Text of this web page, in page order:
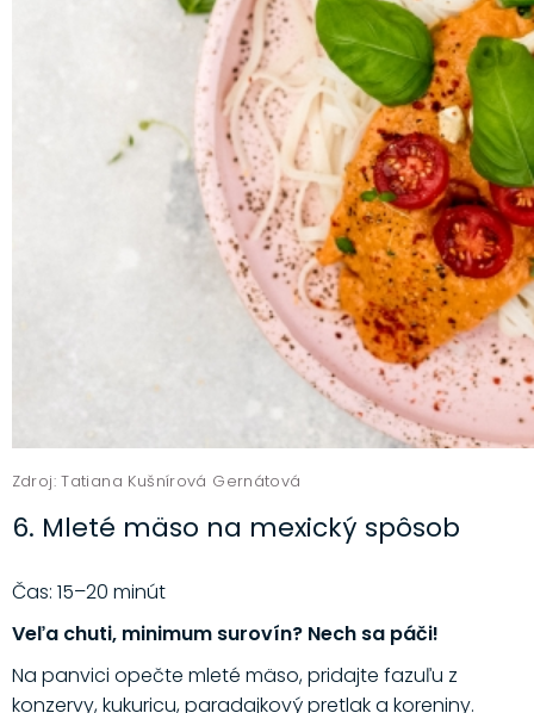
Zdroj: Tatiana Kušnírová Gernátová
6. Mleté mäso na mexický spôsob
Čas: 15–20 minút
Veľa chuti, minimum surovín? Nech sa páči!
Na panvici opečte mleté mäso, pridajte fazuľu z
konzervy, kukuricu, paradajkový pretlak a koreniny.